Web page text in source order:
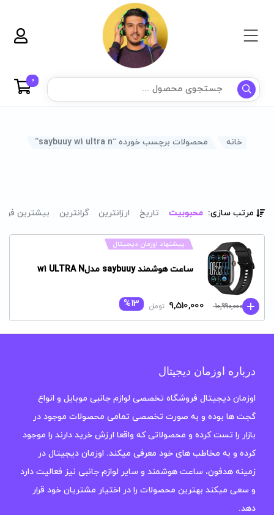
0
خانه محصولات برچسب خورده “saybuuy w1 ultra n”
مرتب سازی: محبوبیت تاریخ ارزانترین گرانترین بیشترین
پیشنهاد اوزمان دیجیتال
ساعت هوشمند saybuuy مدلw1 ULTRA N
10,990,000
قیمت
اصلی:
9,510,000 تومان
قیمت
فعلی:
%13
درباره اوزمان دیجیتال
اوزمان دیجیتال فروشگاه تخصصی لوازم جانبی موبایل و انواع
گجت ها بوده و به صورت تخصصی تمامی محصولات موجود در
بازار را تست کرده و محصولاتی که واقعا ارزش خرید دارند را موجود
کرده و به مخاطب های خود معرفی میکند. اوزمان دیجیتال در
زمینه هدفون، ساعت هوشمند و سایر لوازم جانبی نیز فعالیت دارد
و سعی میکند بهترین محصولات را در اختیار مشتریان خود قرار
دهد.